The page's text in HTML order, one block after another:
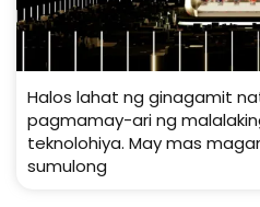
Halos lahat ng ginagamit
pagmamay-ari ng
teknolohiya. May mas
sumulong